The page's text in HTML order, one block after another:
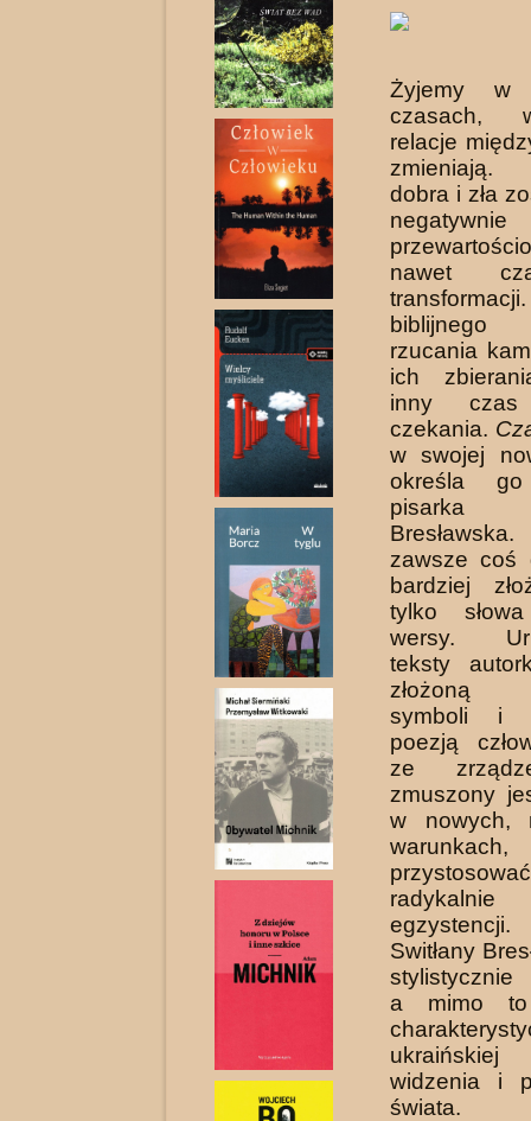
Żyjemy w
czasach,
relacje
zmieniają.
dobra i zła
negatywnie
nawet
rzucania
ich
inny
czekania.
w swojej
określa go
pisarka
zawsze coś
bardziej
tylko
wersy.
teksty
złożoną
symboli i
poezją
ze
zmuszony
w nowych,
warunkach,
radykalnie
egzystencji.
Switłany
stylistycznie
a mimo to
widzenia i
świata.